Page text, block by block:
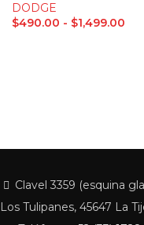
DODGE
$490.00 - $1,499.00
Clavel 3359 (esquina
Los Tulipanes, 45647 La